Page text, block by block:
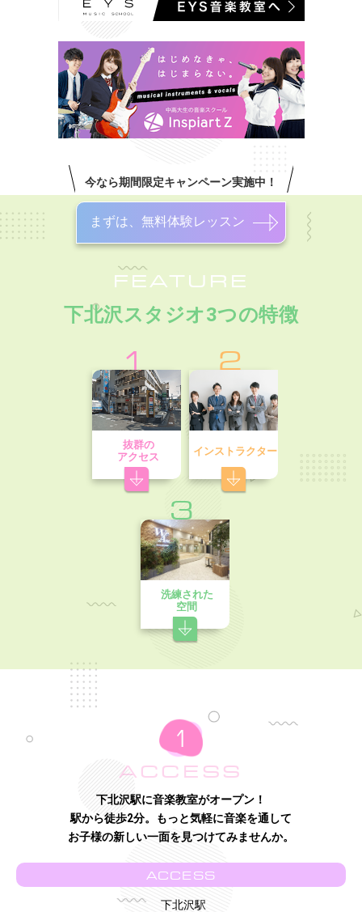
今なら期間限定キャンペーン実施中！
まずは、無料体験レッスン
FEATURE
下北沢スタジオ3つの特徴
1
抜群の
アクセス
2
インストラクター
3
洗練された
空間
ACCESS
下北沢駅に音楽教室がオープン！
駅から徒歩2分。もっと気軽に音楽を通して
お子様の新しい一面を見つけてみませんか。
ACCESS
下北沢駅